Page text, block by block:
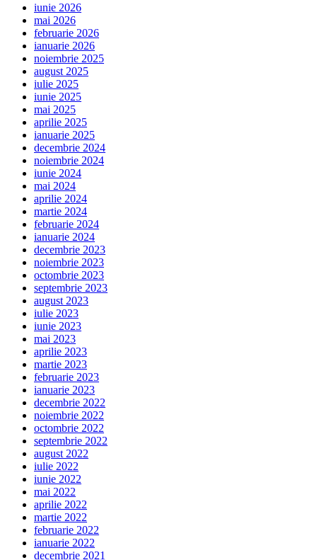
iunie 2026
mai 2026
februarie 2026
ianuarie 2026
noiembrie 2025
august 2025
iulie 2025
iunie 2025
mai 2025
aprilie 2025
ianuarie 2025
decembrie 2024
noiembrie 2024
iunie 2024
mai 2024
aprilie 2024
martie 2024
februarie 2024
ianuarie 2024
decembrie 2023
noiembrie 2023
octombrie 2023
septembrie 2023
august 2023
iulie 2023
iunie 2023
mai 2023
aprilie 2023
martie 2023
februarie 2023
ianuarie 2023
decembrie 2022
noiembrie 2022
octombrie 2022
septembrie 2022
august 2022
iulie 2022
iunie 2022
mai 2022
aprilie 2022
martie 2022
februarie 2022
ianuarie 2022
decembrie 2021